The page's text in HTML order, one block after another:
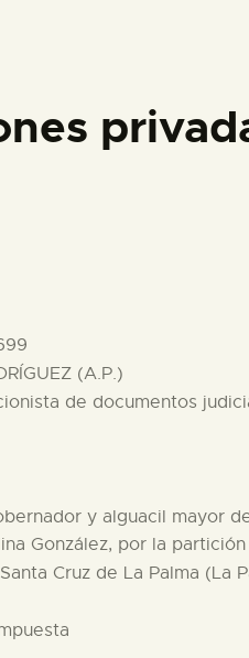
(A.P.)
de documentos
y alguacil mayor
González, por la
Cruz de La Palma (La